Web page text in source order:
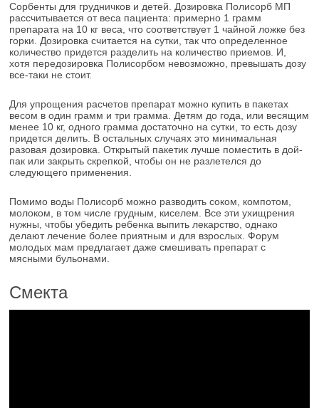
Сорбенты для грудничков и детей. Дозировка Полисорб МП
рассчитывается от веса пациента: примерно 1 грамм
препарата на 10 кг веса, что соответствует 1 чайной ложке без
горки. Дозировка считается на сутки, так что определенное
количество придется разделить на количество приемов. И,
хотя передозировка Полисорбом невозможно, превышать дозу
все-таки не стоит.
Для упрощения расчетов препарат можно купить в пакетах
весом в один грамм и три грамма. Детям до года, или весящим
менее 10 кг, одного грамма достаточно на сутки, то есть дозу
придется делить. В остальных случаях это минимальная
разовая дозировка. Открытый пакетик лучше поместить в дой-
пак или закрыть скрепкой, чтобы он не разлетелся до
следующего применения.
Помимо воды Полисорб можно разводить соком, компотом,
молоком, в том числе грудным, киселем. Все эти ухищрения
нужны, чтобы убедить ребенка выпить лекарство, однако
делают лечение более приятным и для взрослых. Форум
молодых мам предлагает даже смешивать препарат с
мясными бульонами.
Смекта